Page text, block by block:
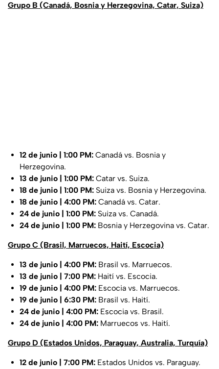
Grupo B (Canadá, Bosnia y Herzegovina, Catar, Suiza)
12 de junio | 1:00 PM: Canadá vs. Bosnia y
Herzegovina.
13 de junio | 1:00 PM: Catar vs. Suiza.
18 de junio | 1:00 PM: Suiza vs. Bosnia y Herzegovina.
18 de junio | 4:00 PM: Canadá vs. Catar.
24 de junio | 1:00 PM: Suiza vs. Canadá.
24 de junio | 1:00 PM: Bosnia y Herzegovina vs. Catar.
Grupo C (Brasil, Marruecos, Haití, Escocia)
13 de junio | 4:00 PM: Brasil vs. Marruecos.
13 de junio | 7:00 PM: Haití vs. Escocia.
19 de junio | 4:00 PM: Escocia vs. Marruecos.
19 de junio | 6:30 PM: Brasil vs. Haití.
24 de junio | 4:00 PM: Escocia vs. Brasil.
24 de junio | 4:00 PM: Marruecos vs. Haití.
Grupo D (Estados Unidos, Paraguay, Australia, Turquía)
12 de junio | 7:00 PM: Estados Unidos vs. Paraguay.